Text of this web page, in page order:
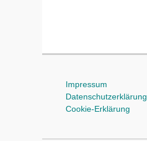
Impressum
Datenschutzerklärung
Cookie-Erklärung